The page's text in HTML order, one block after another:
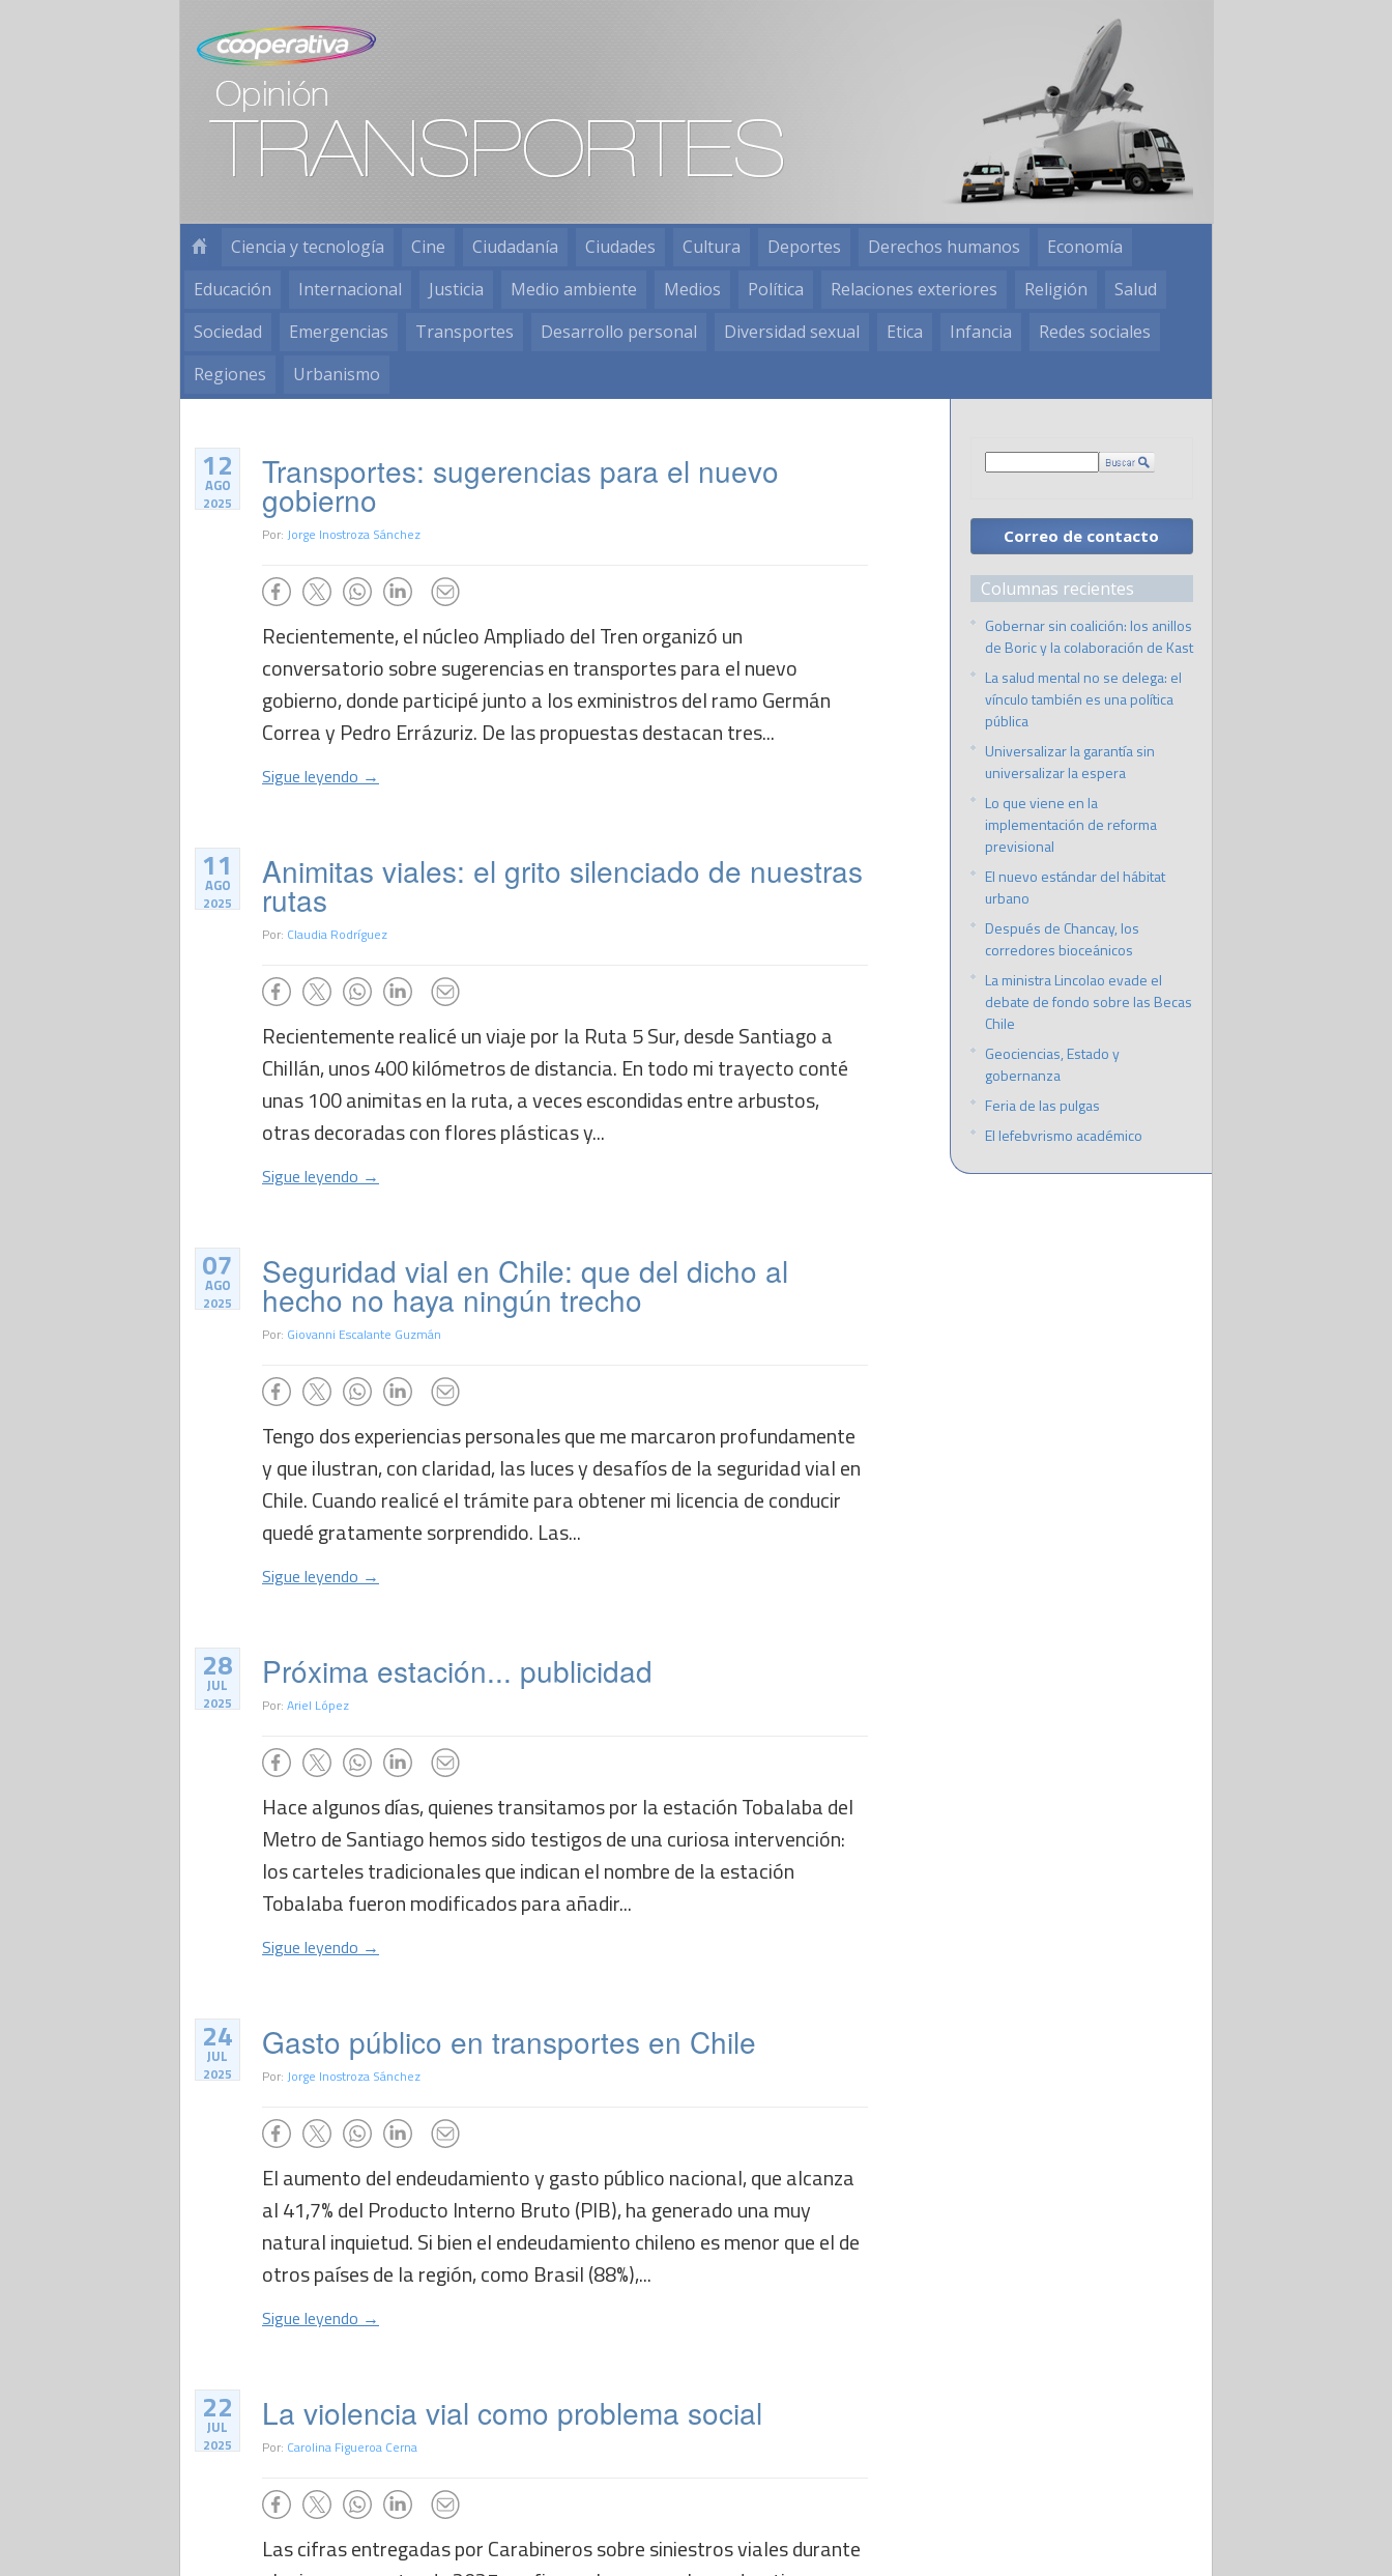
Ciencia y tecnología Cine Ciudadanía Ciudades Cultura Deportes Derechos humanos
Economía
Educación
Internacional Justicia Medio ambiente Medios Política Relaciones exteriores Religión
Salud
Sociedad
Emergencias Transportes Desarrollo personal Diversidad sexual Etica Infancia
Redes sociales
Regiones
Urbanismo
12
AGO
2025
Transportes: sugerencias para el nuevo
gobierno
Por: Jorge Inostroza Sánchez
Recientemente, el núcleo Ampliado del Tren organizó un
conversatorio sobre sugerencias en transportes para el nuevo
gobierno, donde participé junto a los exministros del ramo Germán
Correa y Pedro Errázuriz. De las propuestas destacan tres...
Sigue leyendo →
11
AGO
2025
Animitas viales: el grito silenciado de nuestras
rutas
Por: Claudia Rodríguez
Recientemente realicé un viaje por la Ruta 5 Sur, desde Santiago a
Chillán, unos 400 kilómetros de distancia. En todo mi trayecto conté
unas 100 animitas en la ruta, a veces escondidas entre arbustos,
otras decoradas con flores plásticas y...
Sigue leyendo →
07
AGO
2025
Seguridad vial en Chile: que del dicho al
hecho no haya ningún trecho
Por: Giovanni Escalante Guzmán
Tengo dos experiencias personales que me marcaron profundamente
y que ilustran, con claridad, las luces y desafíos de la seguridad vial en
Chile. Cuando realicé el trámite para obtener mi licencia de conducir
quedé gratamente sorprendido. Las...
Sigue leyendo →
28
JUL
2025
Próxima estación... publicidad
Por: Ariel López
Hace algunos días, quienes transitamos por la estación Tobalaba del
Metro de Santiago hemos sido testigos de una curiosa intervención:
los carteles tradicionales que indican el nombre de la estación
Tobalaba fueron modificados para añadir...
Sigue leyendo →
24
JUL
2025
Gasto público en transportes en Chile
Por: Jorge Inostroza Sánchez
El aumento del endeudamiento y gasto público nacional, que alcanza
al 41,7% del Producto Interno Bruto (PIB), ha generado una muy
natural inquietud. Si bien el endeudamiento chileno es menor que el de
otros países de la región, como Brasil (88%),...
Sigue leyendo →
22
JUL
2025
La violencia vial como problema social
Por: Carolina Figueroa Cerna
Las cifras entregadas por Carabineros sobre siniestros viales durante
Correo de contacto
Columnas recientes
Gobernar sin coalición: los anillos
de Boric y la colaboración de Kast
La salud mental no se delega: el
vínculo también es una política
pública
Universalizar la garantía sin
universalizar la espera
Lo que viene en la
implementación de reforma
previsional
El nuevo estándar del hábitat
urbano
Después de Chancay, los
corredores bioceánicos
La ministra Lincolao evade el
debate de fondo sobre las Becas
Chile
Geociencias, Estado y
gobernanza
Feria de las pulgas
El lefebvrismo académico